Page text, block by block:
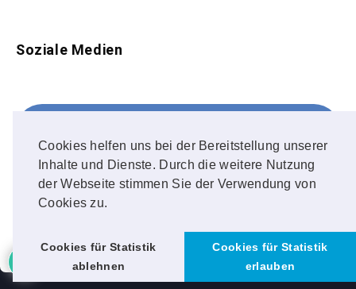
Cookies helfen uns bei der Bereitstellung unserer
Inhalte und Dienste. Durch die weitere Nutzung
der Webseite stimmen Sie der Verwendung von
Cookies zu.
Cookies für Statistik
ablehnen
Cookies für Statistik
erlauben
Soziale Medien
FOLLOW ME!
Instagram
OUR PHOTOS!